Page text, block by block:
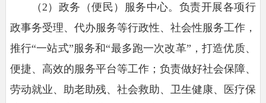
（2）政务（便民）服务中心。负责开展各项行
政事务受理、代办服务等行政性、社会性服务工作，
推行“一站式”服务和“最多跑一次改革”，打造优质、
便捷、高效的服务平台等工作；负责做好社会保障、
劳动就业、助老助残、社会救助、卫生健康、医疗保